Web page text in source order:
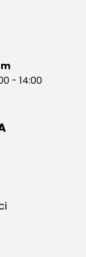
- 14:00